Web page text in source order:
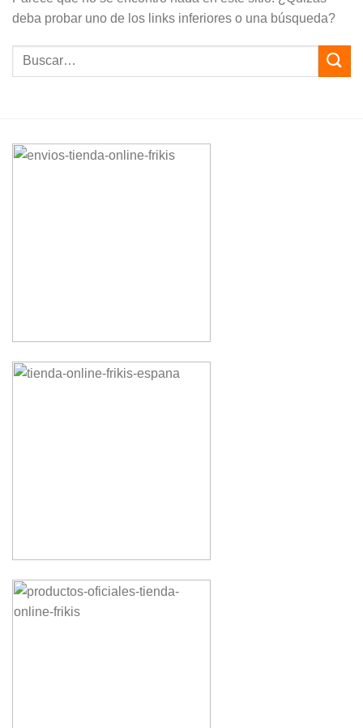
deba probar uno de los links inferiores o una búsqueda?